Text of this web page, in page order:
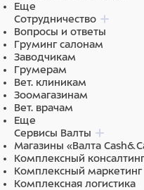
Еще
Сотрудничество
Вопросы и ответы
Груминг салонам
Заводчикам
Грумерам
Вет. клиникам
Зоомагазинам
Вет. врачам
Еще
Сервисы Валты
Магазины «Валта
Комплексный консалтинг
Комплексный маркетинг
Комплексная логистика